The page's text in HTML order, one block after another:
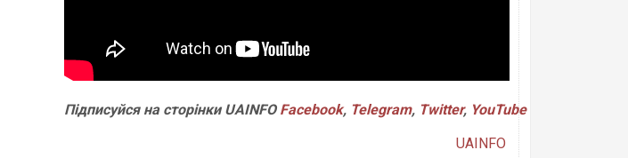
Підписуйся на сторінки UAINFO Facebook, Telegram, Twitter, YouTube
UAINFO